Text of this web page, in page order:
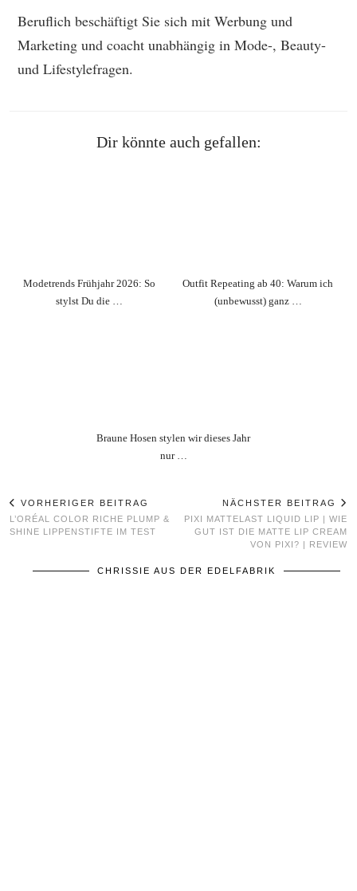
Beruflich beschäftigt Sie sich mit Werbung und
Marketing und coacht unabhängig in Mode-, Beauty-
und Lifestylefragen.
Dir könnte auch gefallen:
Modetrends Frühjahr 2026: So
stylst Du die …
Outfit Repeating ab 40: Warum ich
(unbewusst) ganz …
Braune Hosen stylen wir dieses Jahr
nur …
VORHERIGER BEITRAG
L’ORÉAL COLOR RICHE PLUMP &
SHINE LIPPENSTIFTE IM TEST
NÄCHSTER BEITRAG
PIXI MATTELAST LIQUID LIP | WIE
GUT IST DIE MATTE LIP CREAM
VON PIXI? | REVIEW
CHRISSIE AUS DER EDELFABRIK